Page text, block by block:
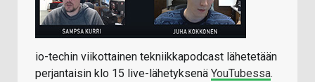
io-techin viikottainen tekniikkapodcast lähetetään
perjantaisin klo 15 live-lähetyksenä YouTubessa.